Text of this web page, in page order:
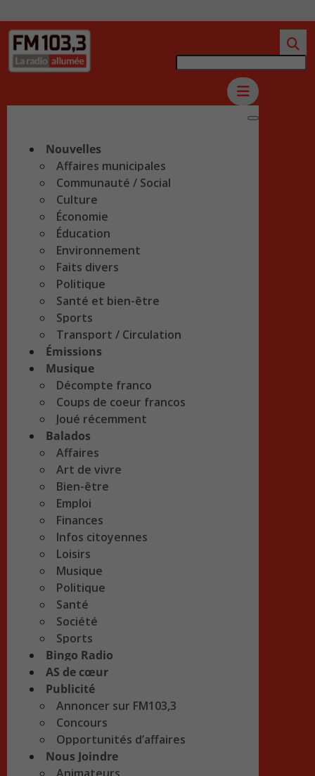
Nouvelles
Affaires municipales
Communauté / Social
Culture
Économie
Éducation
Environnement
Faits divers
Politique
Santé et bien-être
Sports
Transport / Circulation
Émissions
Musique
Décompte franco
Coups de coeur francos
Joué récemment
Balados
Affaires
Art de vivre
Bien-être
Emploi
Finances
Infos citoyennes
Loisirs
Musique
Politique
Santé
Société
Sports
Bingo Radio
AS de cœur
Publicité
Annoncer sur FM103,3
Concours
Opportunités d’affaires
Nous Joindre